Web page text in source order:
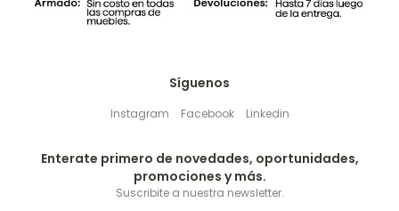
Síguenos
Instagram Facebook Linkedin
Enterate primero de novedades, oportunidades,
promociones y más.
Suscribite a nuestra newsletter.